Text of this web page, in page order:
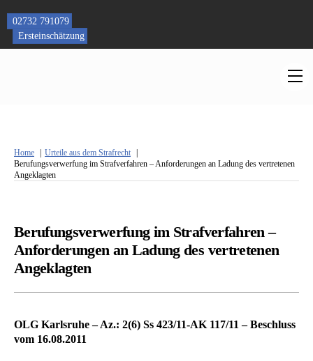
content
02732 791079
Ersteinschätzung
Home
Urteile aus dem Strafrecht
Berufungsverwerfung im Strafverfahren – Anforderungen an Ladung des vertretenen
Angeklagten
Berufungsverwerfung im Strafverfahren –
Anforderungen an Ladung des vertretenen
Angeklagten
OLG Karlsruhe – Az.: 2(6) Ss 423/11-AK 117/11 – Beschluss
vom 16.08.2011